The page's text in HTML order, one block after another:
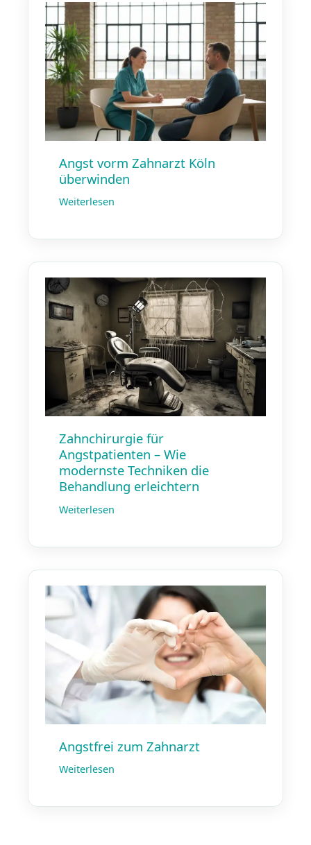
Angst vorm Zahnarzt Köln
überwinden
Weiterlesen
Zahnchirurgie für
Angstpatienten – Wie
modernste Techniken die
Behandlung erleichtern
Weiterlesen
Angstfrei zum Zahnarzt
Weiterlesen